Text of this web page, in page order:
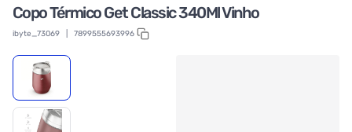
Copo Térmico Get Classic 340Ml Vinho
ibyte_73069 7899555693996